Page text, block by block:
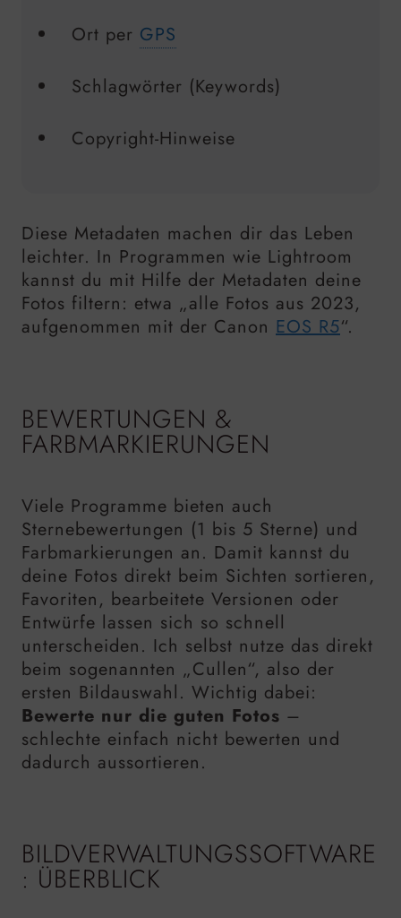
Ort per GPS
Schlagwörter (Keywords)
Copyright-Hinweise
Diese Metadaten machen dir das Leben
leichter. In Programmen wie Lightroom
kannst du mit Hilfe der Metadaten deine
Fotos filtern: etwa „alle Fotos aus 2023,
aufgenommen mit der Canon EOS R5“.
BEWERTUNGEN &
FARBMARKIERUNGEN
Viele Programme bieten auch
Sternebewertungen (1 bis 5 Sterne) und
Farbmarkierungen an. Damit kannst du
deine Fotos direkt beim Sichten sortieren,
Favoriten, bearbeitete Versionen oder
Entwürfe lassen sich so schnell
unterscheiden. Ich selbst nutze das direkt
beim sogenannten „Cullen“, also der
ersten Bildauswahl. Wichtig dabei:
Bewerte nur die guten Fotos –
schlechte einfach nicht bewerten und
dadurch aussortieren.
BILDVERWALTUNGSSOFTWARE
: ÜBERBLICK